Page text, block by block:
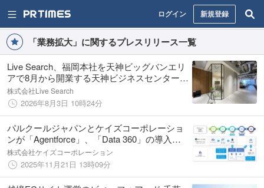
ログイン 新規登録
「業務拡大」に関するプレスリリース一覧
Live Search、福岡本社を天神ビッグバンエリ
アで8月から開業する天神ビジネスセンターⅡ
に移転
株式会社Live Search
2026年8月3日 10時24分
パルクールジャパンとケイズコーポレーショ
ンが「Agentforce」、「Data 360」の導入に
関する協業を開始
株式会社ケイズコーポレーション
2025年11月21日 13時09分